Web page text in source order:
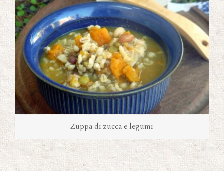
Zuppa di zucca e legumi